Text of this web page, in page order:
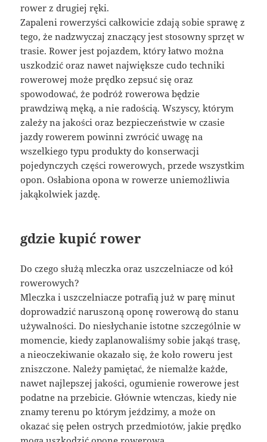
rower z drugiej ręki.
Zapaleni rowerzyści całkowicie zdają sobie sprawę z
tego, że nadzwyczaj znaczący jest stosowny sprzęt w
trasie. Rower jest pojazdem, który łatwo można
uszkodzić oraz nawet największe cudo techniki
rowerowej może prędko zepsuć się oraz
spowodować, że podróż rowerowa będzie
prawdziwą męką, a nie radością. Wszyscy, którym
zależy na jakości oraz bezpieczeństwie w czasie
jazdy rowerem powinni zwrócić uwagę na
wszelkiego typu produkty do konserwacji
pojedynczych części rowerowych, przede wszystkim
opon. Osłabiona opona w rowerze uniemożliwia
jakąkolwiek jazdę.
gdzie kupić rower
Do czego służą mleczka oraz uszczelniacze od kół
rowerowych?
Mleczka i uszczelniacze potrafią już w parę minut
doprowadzić naruszoną oponę rowerową do stanu
używalności. Do niesłychanie istotne szczególnie w
momencie, kiedy zaplanowaliśmy sobie jakąś trasę,
a nieoczekiwanie okazało się, że koło roweru jest
zniszczone. Należy pamiętać, że niemalże każde,
nawet najlepszej jakości, ogumienie rowerowe jest
podatne na przebicie. Głównie wtenczas, kiedy nie
znamy terenu po którym jeździmy, a może on
okazać się pełen ostrych przedmiotów, jakie prędko